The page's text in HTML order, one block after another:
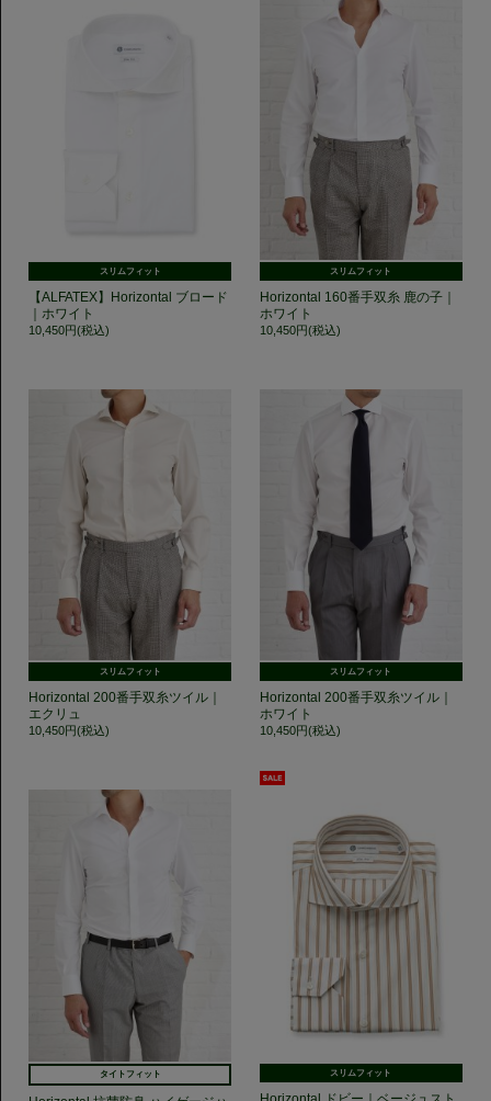
スリムフィット
【ALFATEX】Horizontal ブロード
｜ホワイト
10,450円(税込)
スリムフィット
Horizontal 160番手双糸 鹿の子｜
ホワイト
10,450円(税込)
スリムフィット
Horizontal 200番手双糸ツイル｜
エクリュ
10,450円(税込)
スリムフィット
Horizontal 200番手双糸ツイル｜
ホワイト
10,450円(税込)
タイトフィット スリムフィット